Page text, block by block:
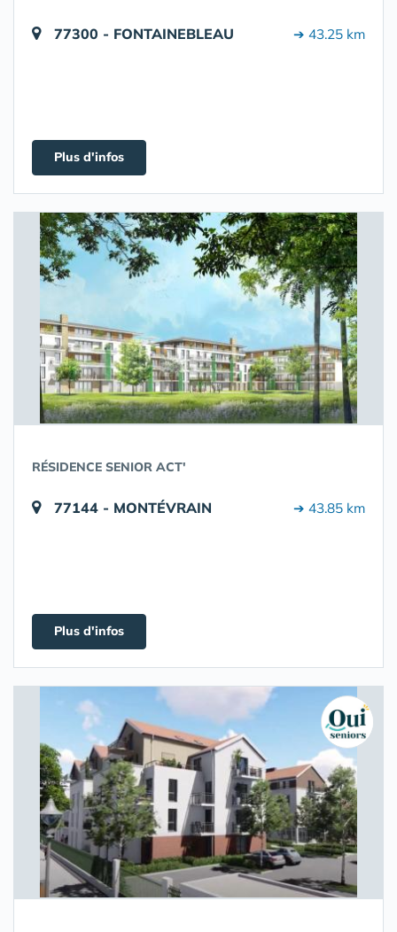
77300 - FONTAINEBLEAU ➔ 43.25 km
Plus d'infos
RÉSIDENCE SENIOR ACT'
77144 - MONTÉVRAIN ➔ 43.85 km
Plus d'infos